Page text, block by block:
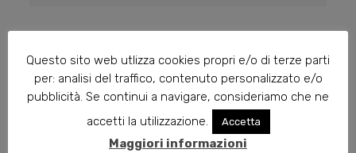
Navigazione
articoli
SAMSUNG
Questo sito web utlizza cookies propri e/o di terze parti
per: analisi del traffico, contenuto personalizzato e/o
pubblicità. Se continui a navigare, consideriamo che ne
accetti la utilizzazione.
Accetta
Maggiori informazioni